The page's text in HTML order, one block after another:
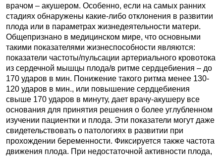
врачом – акушером. Особенно, если на самых ранних
стадиях обнаружены какие-либо отклонения в развитии
плода или в параметрах жизнедеятельности матери.
Общепризнано в медицинском мире, что основными
такими показателями жизнеспособности являются:
показатели частоты/пульсации артериального кровотока
из сердечной мышцы плода/в ритме сердцебиения – до
170 ударов в мин. Понижение такого ритма менее 130-
120 ударов в мин., или повышение сердцебиения
свыше 170 ударов в минуту, дает врачу-акушеру все
основания для принятия решения о более углубленном
изучении пациентки и плода. Эти показатели могут даже
свидетельствовать о патологиях в развитии при
прохождении беременности. Фиксируется также частота
движения плода. При недостаточной активности плода,